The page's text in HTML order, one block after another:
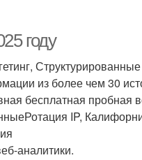
году
из более чем 30
бесплатная пробная
IP,
аналитики.